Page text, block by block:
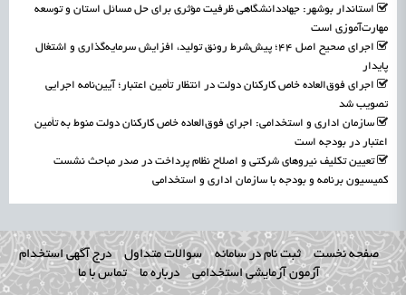
استاندار بوشهر: جهاددانشگاهی ظرفیت مؤثری برای حل مسائل استان و توسعه
مهارت‌آموزی است
اجرای صحیح اصل ۴۴؛ پیش‌شرط رونق تولید، افزایش سرمایه‌گذاری و اشتغال
پایدار
اجرای فوق‌العاده خاص کارکنان دولت در انتظار تأمین اعتبار؛ آیین‌نامه اجرایی
تصویب شد
سازمان اداری و استخدامی: اجرای فوق‌العاده خاص کارکنان دولت منوط به تأمین
اعتبار در بودجه است
تعیین تکلیف نیروهای شرکتی و اصلاح نظام پرداخت در صدر مباحث نشست
کمیسیون برنامه و بودجه با سازمان اداری و استخدامی
صفحه نخست ثبت نام در سامانه سوالات متداول
درج آگهی استخدام
آزمون آزمایشی استخدامی
درباره ما تماس با ما